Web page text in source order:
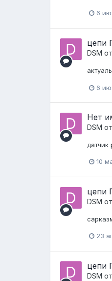
6
цепи
DSM
6
Нет
DSM
датчик
10
цепи
DSM
23
цепи
DSM